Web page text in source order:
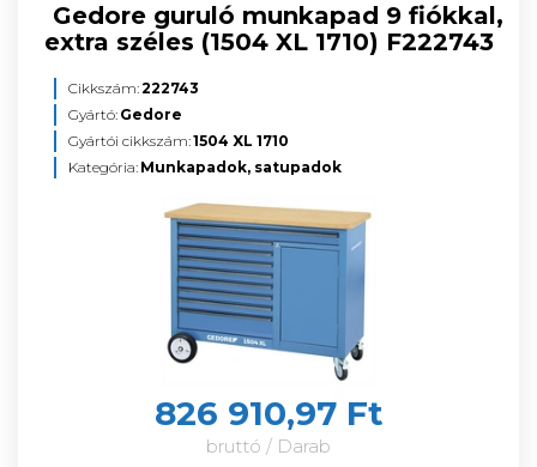
Gedore guruló munkapad 9 fiókkal,
extra széles (1504 XL 1710) F222743
Cikkszám:222743
Gyártó: Gedore
Gyártói cikkszám:1504 XL 1710
Kategória: Munkapadok, satupadok
826 910,97 Ft
bruttó / Darab